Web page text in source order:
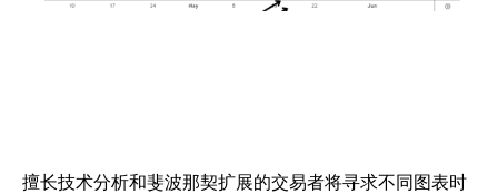
擅长技术分析和斐波那契扩展的交易者将寻求不同图表时